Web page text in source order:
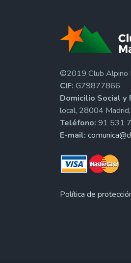
©2019 Club Alpino
CIF: G79877866
Domicilio Social y
local, 28004
Teléfono: 91 531
E-mail:
Política de